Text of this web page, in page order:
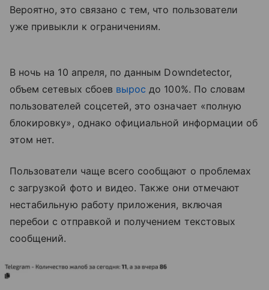
Вероятно, это связано с тем, что пользователи
уже привыкли к ограничениям.
В ночь на 10 апреля, по данным Downdetector,
объем сетевых сбоев вырос до 100%. По словам
пользователей соцсетей, это означает «полную
блокировку», однако официальной информации об
этом нет.
Пользователи чаще всего сообщают о проблемах
с загрузкой фото и видео. Также они отмечают
нестабильную работу приложения, включая
перебои с отправкой и получением текстовых
сообщений.